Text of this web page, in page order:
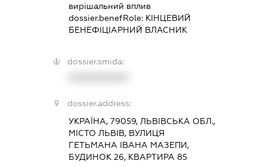
вирішальний вплив
dossier.benefRole: КІНЦЕВИЙ
БЕНЕФІЦІАРНИЙ ВЛАСНИК
dossier.smida:
dossier.address:
УКРАЇНА, 79059, ЛЬВІВСЬКА ОБЛ.,
МІСТО ЛЬВІВ, ВУЛИЦЯ
ГЕТЬМАНА ІВАНА МАЗЕПИ,
БУДИНОК 26, КВАРТИРА 85